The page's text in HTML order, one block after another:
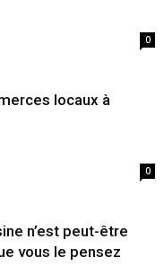
0
locaux à
0
n’est peut-être
vous le pensez